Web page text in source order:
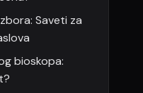
Saveti za
bioskopa: